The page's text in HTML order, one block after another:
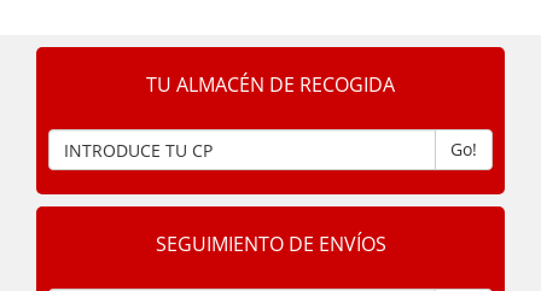
TU ALMACÉN DE RECOGIDA
Go!
SEGUIMIENTO DE ENVÍOS